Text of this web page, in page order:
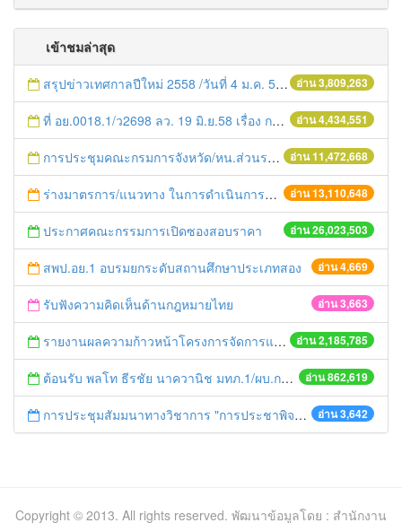
เข้าชมล่าสุด
อ่าน 3,809,263
สรุปข่าวเทศกาลปีใหม่ 2558 /วันที่ 4 ม.ค. 58
อ่าน 4,434,551
ที่ อย.0018.1/ว2698 ลว. 19 มิ.ย.58 เรื่อง การแก้ไขปัญหาหนี้สินให้แก่เกษตรกร
อ่าน 11,472,668
การประชุมคณะกรมการจังหวัด/หน.ส่วนราชการประจำเดือน มิถุนายน 2558
อ่าน 13,110,648
ร่างมาตรการ/แนวทาง ในการดำเนินการประกอบการตรวจราชการแบบบูรณาการ
อ่าน 26,023,503
ประกาศคณะกรรมการเปิดซองสอบราคา
อ่าน 4,669
สพป.อย.1 อบรมยกระดับสถานศึกษาประเภทสอง
อ่าน 3,663
รับฟังความคิดเห็นด้านกฎหมายไทย
อ่าน 2,185,785
รายงานผลความก้าวหน้าโครงการจัดการแก้ไขปัญหาขยะ สัปดาห์ที่ 9/2558
อ่าน 862,619
ต้อนรับ พลโท ธีรชัย นาควานิช มทภ.1/ผบ.กกล.รส.ทภ.1 และคณะ ในการตรวจเยี่ยมศูนย์ดำรงธรรมจังหวัดพระนครศรีอยุธยา
อ่าน 3,642
การประชุมสัมมนาทางวิชาการ "การประชาพิจารณ์แผนพัฒนาเกษตรกรรม"
Copyright © 2013. All rights reserved. พัฒนาข้อมูลโดย : สำนักงาน